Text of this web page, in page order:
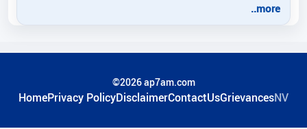
..more
©2026 ap7am.com
HomePrivacy PolicyDisclaimerContactUsGrievancesNV